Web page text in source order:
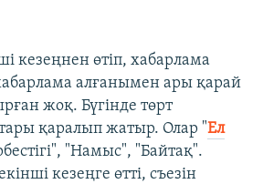
кезеңнен өтіп, хабарлама
алғанымен ары қарай
жоқ. Бүгінде төрт
қаралып жатыр. Олар "Ел
"Намыс", "Байтақ".
кезеңге өтті, съезін